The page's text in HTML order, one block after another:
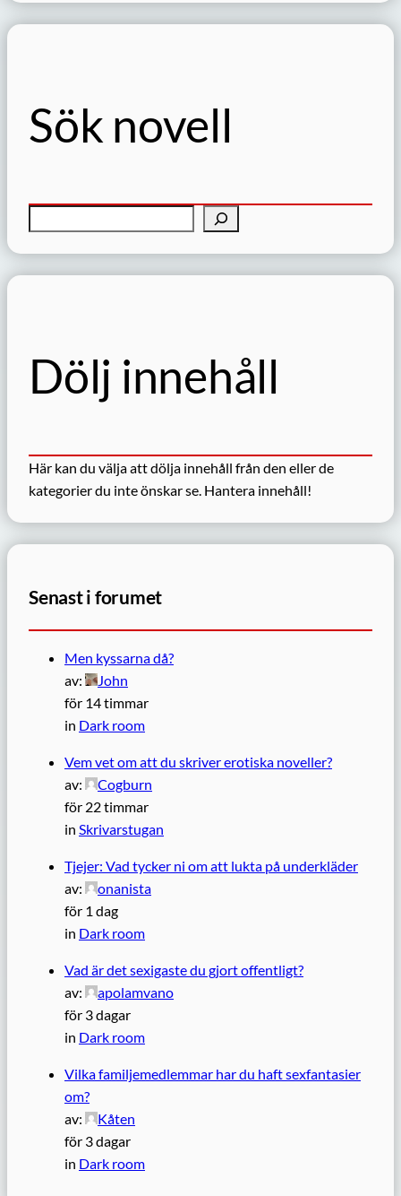
Sök novell
ö
Dölj innehåll
Här kan du välja att dölja innehåll från den eller de
kategorier du inte önskar se. Hantera innehåll!
Senast i forumet
Men kyssarna då?
av:
John
för 14 timmar
in Dark room
Vem vet om att du skriver erotiska noveller?
av:
Cogburn
för 22 timmar
in Skrivarstugan
Tjejer: Vad tycker ni om att lukta på underkläder
av:
onanista
för 1 dag
in Dark room
Vad är det sexigaste du gjort offentligt?
av:
apolamvano
för 3 dagar
in Dark room
Vilka familjemedlemmar har du haft sexfantasier
om?
av:
Kåten
för 3 dagar
in Dark room